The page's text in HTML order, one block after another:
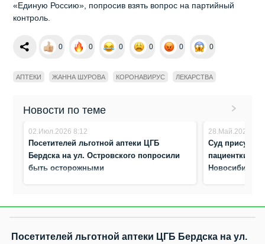
«Единую Россию», попросив взять вопрос на партийный
контроль.
0 0 0 0 0 0
АПТЕКИ ЖАННА ШУРОВА КОРОНАВИРУС ЛЕКАРСТВА
Новости по теме
02.Июл.2026 8:12
Посетителей льготной аптеки ЦГБ
Бердска на ул. Островского попросили
быть осторожными
28.Май.2025
Суд присудил
пациентки от
Посетителей льготной аптеки ЦГБ Бердска на ул.